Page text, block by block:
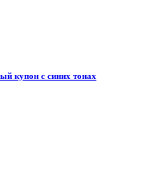
купон с синих тонах